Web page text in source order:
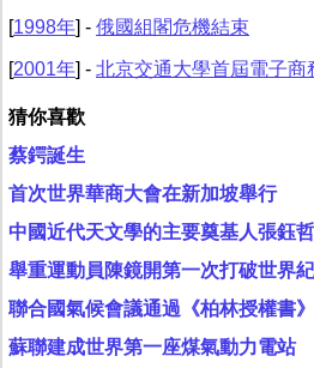
[1998年] - 俄國組閣危機結束
2001年 ] - 北京交通大學首屆電子商
猜你喜歡
蔡鍔誕生
首次世界華商大會在新加坡舉行
中國近代天文學的主要奠基人張鈺
舉重運動員陳鏡開第一次打破世界
聯合國氣候會議通過《柏林授權書》
蘇聯建成世界第一座煤氣動力電站